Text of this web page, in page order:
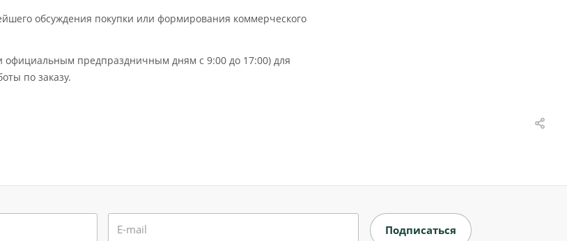
обсуждения покупки или формирования коммерческого
предпраздничным дням с 9:00 до 17:00) для
по заказу.
E-mail